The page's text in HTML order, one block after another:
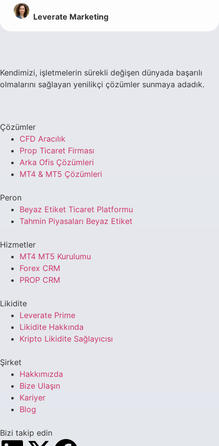
Leverate Marketing
Kendimizi, işletmelerin sürekli değişen dünyada başarılı
olmalarını sağlayan yenilikçi çözümler sunmaya adadık.
Çözümler
CFD Aracılık
Prop Ticaret Firması
Arka Ofis Çözümleri
MT4 & MT5 Çözümleri
Peron
Beyaz Etiket Ticaret Platformu
Tahmin Piyasaları Beyaz Etiket
Hizmetler
MT4 MT5 Kurulumu
Forex CRM
PROP CRM
Likidite
Leverate Prime
Likidite Hakkında
Kripto Likidite Sağlayıcısı
Şirket
Hakkımızda
Bize Ulaşın
Kariyer
Blog
Bizi takip edin